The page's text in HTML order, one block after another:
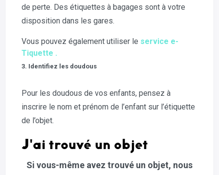
de perte. Des étiquettes à bagages sont à votre
disposition dans les gares.
Vous pouvez également utiliser le service e-
Tiquette .
3. Identifiez les doudous
Pour les doudous de vos enfants, pensez à
inscrire le nom et prénom de l’enfant sur l’étiquette
de l’objet.
J'ai trouvé un objet
Si vous-même avez trouvé un objet, nous